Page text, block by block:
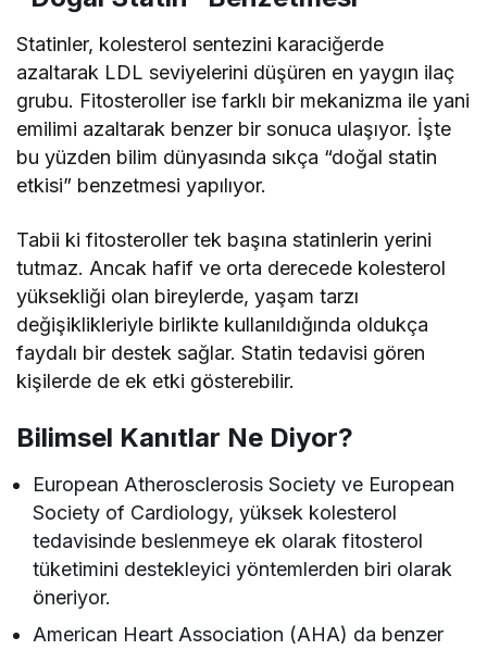
Statinler, kolesterol sentezini karaciğerde
azaltarak LDL seviyelerini düşüren en yaygın ilaç
grubu. Fitosteroller ise farklı bir mekanizma ile yani
emilimi azaltarak benzer bir sonuca ulaşıyor. İşte
bu yüzden bilim dünyasında sıkça “doğal statin
etkisi” benzetmesi yapılıyor.
Tabii ki fitosteroller tek başına statinlerin yerini
tutmaz. Ancak hafif ve orta derecede kolesterol
yüksekliği olan bireylerde, yaşam tarzı
değişiklikleriyle birlikte kullanıldığında oldukça
faydalı bir destek sağlar. Statin tedavisi gören
kişilerde de ek etki gösterebilir.
Bilimsel Kanıtlar Ne Diyor?
European Atherosclerosis Society ve European
Society of Cardiology, yüksek kolesterol
tedavisinde beslenmeye ek olarak fitosterol
tüketimini destekleyici yöntemlerden biri olarak
öneriyor.
American Heart Association (AHA) da benzer